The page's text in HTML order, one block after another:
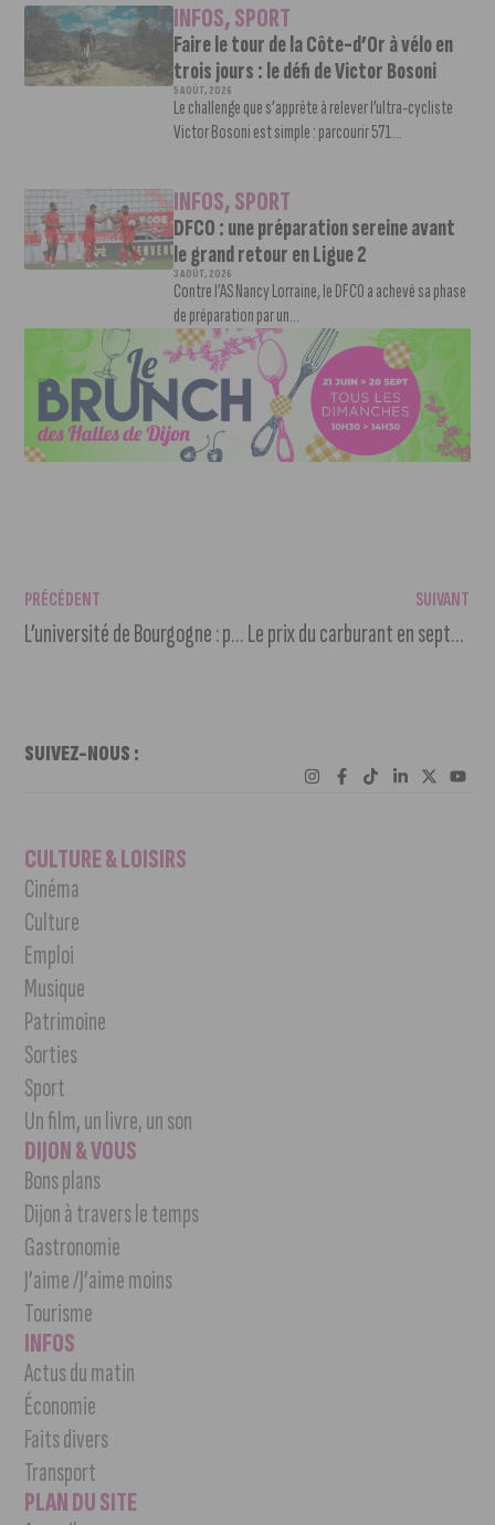
INFOS,SPORT
Faire le tour de la Côte-d’Or à vélo en
trois jours : le défi de Victor Bosoni
5 AOÛT, 2026
Le challenge que s’apprête à relever l’ultra-cycliste
Victor Bosoni est simple : parcourir 571...
INFOS,SPORT
DFCO : une préparation sereine avant
le grand retour en Ligue 2
3 AOÛT, 2026
Contre l’AS Nancy Lorraine, le DFCO a achevé sa phase
de préparation par un...
PRÉCÉDENT
L’université de Bourgogne : prévoir demain
SUIVANT
Le prix du carburant en septembre 2023
SUIVEZ-NOUS :
CULTURE & LOISIRS
Cinéma
Culture
Emploi
Musique
Patrimoine
Sorties
Sport
Un film, un livre, un son
DIJON & VOUS
Bons plans
Dijon à travers le temps
Gastronomie
J’aime /J’aime moins
Tourisme
INFOS
Actus du matin
Économie
Faits divers
Transport
PLAN DU SITE